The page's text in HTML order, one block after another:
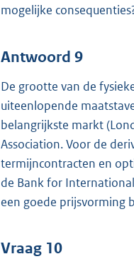
mogelijke
Antwoord 9
De grootte van de
uiteenlopende
belangrijkste markt
Association. Voor de
termijncontracten en
de Bank for
een goede prijsvorming
Vraag 10